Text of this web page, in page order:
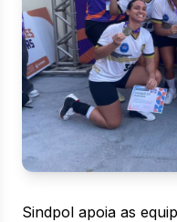
Sindpol apoia as